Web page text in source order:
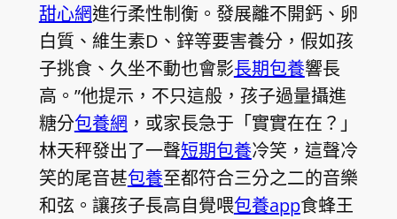
甜心網進行柔性制衡。發展離不開鈣、卵
白質、維生素D、鋅等要害養分，假如孩
子挑食、久坐不動也會影長期包養響長
高。”他提示，不只這般，孩子過量攝進
糖分包養網 ，或家長急于「實實在在？」
林天秤發出了一聲短期包養冷笑，這聲冷
笑的尾音甚包養至都符合三分之二的音樂
和弦。讓孩子長高自覺喂包養app食蜂王